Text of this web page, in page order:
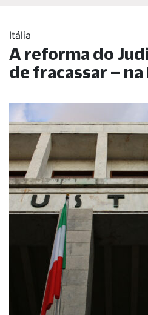
Itália
A reforma do
de fracassar –